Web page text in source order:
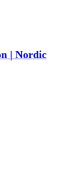
| Nordic